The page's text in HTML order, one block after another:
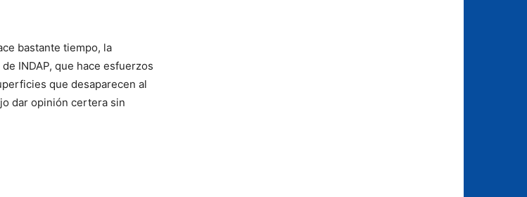
bastante tiempo, la
INDAP, que hace esfuerzos
que desaparecen al
dar opinión certera sin